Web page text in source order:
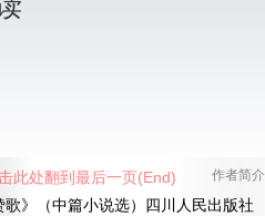
作者简介
（中篇小说选）四川人民出版社
此处翻到最后一页(End)